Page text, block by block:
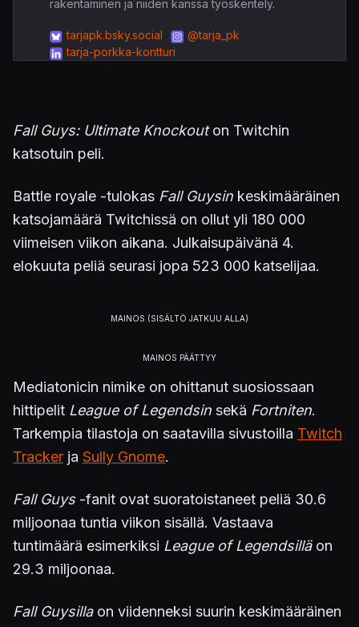
rakentaminen ja niiden kanssa työskentely.
tarjapk.bsky.social
@tarja_pk
tarja-porkka-kontturi
Fall Guys: Ultimate Knockouton Twitchin
katsotuin peli.
Battle royale -tulokas Fall Guysin keskimääräinen
katsojamäärä Twitchissä on ollut yli 180 000
viimeisen viikon aikana. Julkaisupäivänä 4.
elokuuta peliä seurasi jopa 523 000 katselijaa.
Mediatonicin nimike on ohittanut suosiossaan
hittipelit League of Legendsin sekä Fortniten.
Tarkempia tilastoja on saatavilla sivustoilla Twitch
Tracker ja Sully Gnome.
Fall Guys-fanit ovat suoratoistaneet peliä 30.6
miljoonaa tuntia viikon sisällä. Vastaava
tuntimäärä esimerkiksi League of Legendsillä on
29.3 miljoonaa.
Fall Guysillaon viidenneksi suurin keskimääräinen